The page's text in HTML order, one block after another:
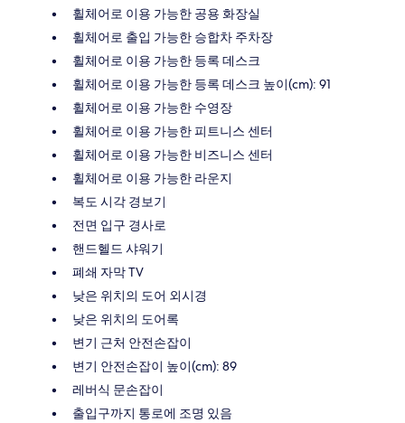
휠체어로 이용 가능한 공용 화장실
휠체어로 출입 가능한 승합차 주차장
휠체어로 이용 가능한 등록 데스크
휠체어로 이용 가능한 등록 데스크 높이(cm): 91
휠체어로 이용 가능한 수영장
휠체어로 이용 가능한 피트니스 센터
휠체어로 이용 가능한 비즈니스 센터
휠체어로 이용 가능한 라운지
복도 시각 경보기
전면 입구 경사로
핸드헬드 샤워기
폐쇄 자막 TV
낮은 위치의 도어 외시경
낮은 위치의 도어록
변기 근처 안전손잡이
변기 안전손잡이 높이(cm): 89
레버식 문손잡이
출입구까지 통로에 조명 있음